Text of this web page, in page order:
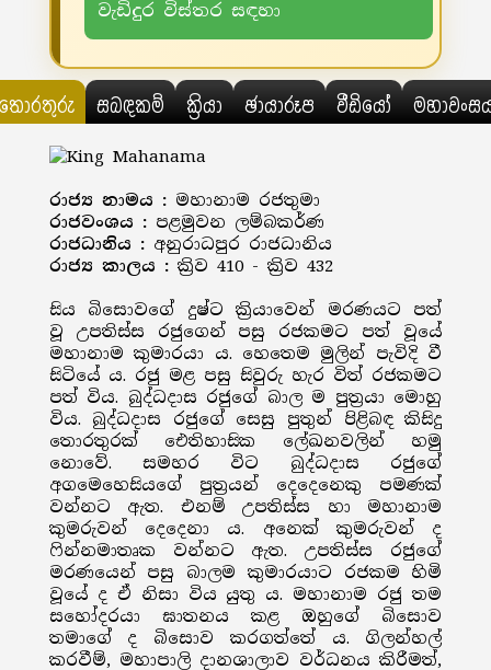
වැඩිදුර විස්තර සඳහා
සබඳකම් ක්‍රියා ඡායාරූප වීඩියෝ
රාජ්‍ය නාමය : මහානාම රජතුමා
රාජවංශය : පළමුවන ලම්බකර්ණ
රාජධානිය : අනුරාධපුර රාජධානිය
රාජ්‍ය කාලය : ක්‍රිව 410 - ක්‍රිව 432
සිය බිසොවගේ දුෂ්ට ක්‍රියාවෙන් මරණයට පත්
වූ උපතිස්ස රජුගෙන් පසු රජකමට පත් වූයේ
මහානාම කුමාරයා ය. හෙතෙම මුලින් පැවිදි වී
සිටියේ ය. රජු මළ පසු සිවුරු හැර විත් රජකමට
පත් විය. බුද්ධදාස රජුගේ බාල ම පුත්‍රයා මොහු
විය. බුද්ධදාස රජුගේ සෙසු පුතුන් පිළිබඳ කිසිදු
තොරතුරක් ඓතිහාසික ලේඛනවලින් හමු
නොවේ. සමහර විට බුද්ධදාස රජුගේ
අගමෙහෙසියගේ පුත්‍රයන් දෙදෙනෙකු පමණක්
වන්නට ඇත. එනම් උපතිස්ස හා මහානාම
කුමරුවන් දෙදෙනා ය. අනෙක් කුමරුවන් ද
ෆින්නමාතෘක වන්නට ඇත. උපතිස්ස රජුගේ
මරණයෙන් පසු බාලම කුමාරයාට රජකම හිමි
වූයේ ද ඒ නිසා විය යුතු ය. මහානාම රජු තම
සහෝදරයා ඝාතනය කළ ඔහුගේ බිසොව
තමාගේ ද බිසොව කරගත්තේ ය. ගිලන්හල්
කරවීම්, මහාපාලි දානශාලාව වර්ධනය කිරීමත්,